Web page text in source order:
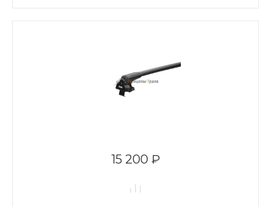
15 200 ₽